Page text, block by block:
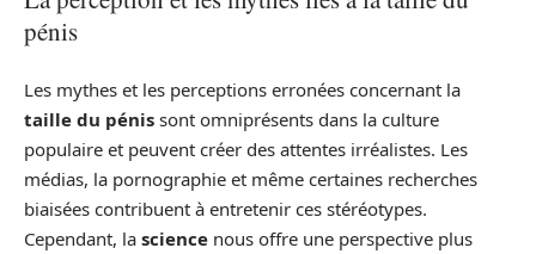
pénis
Les mythes et les perceptions erronées concernant la
taille du pénis sont omniprésents dans la culture
populaire et peuvent créer des attentes irréalistes. Les
médias, la pornographie et même certaines recherches
biaisées contribuent à entretenir ces stéréotypes.
Cependant, la science nous offre une perspective plus